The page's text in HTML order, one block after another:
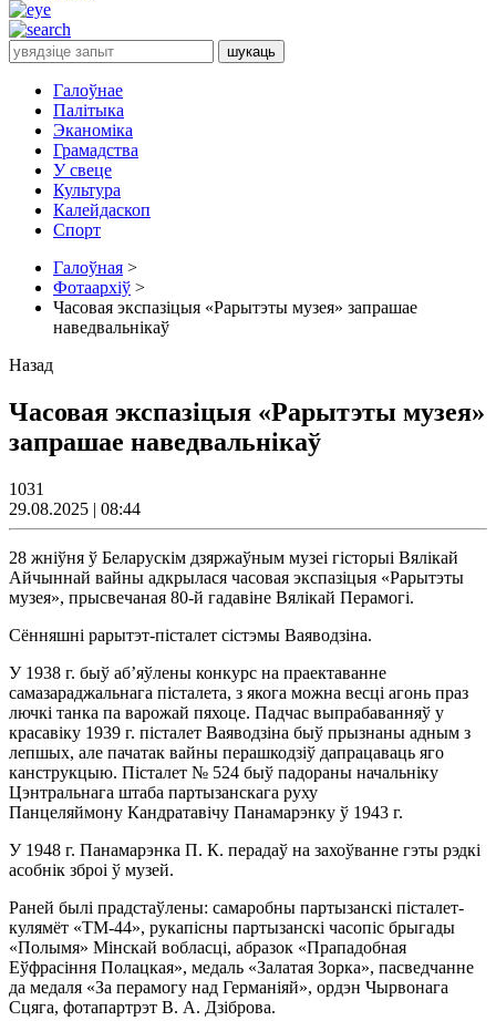
Галоўнае
Палітыка
Эканоміка
Грамадства
У свеце
Культура
Калейдаскоп
Спорт
Галоўная >
Фотаархіў >
Часовая экспазіцыя «Рарытэты музея» запрашае
наведвальнікаў
Назад
Часовая экспазіцыя «Рарытэты музея»
запрашае наведвальнікаў
1031
29.08.2025 | 08:44
28 жніўня ў Беларускім дзяржаўным музеі гісторыі Вялікай
Айчыннай вайны адкрылася часовая экспазіцыя «Рарытэты
музея», прысвечаная 80-й гадавіне Вялікай Перамогі.
Сённяшні рарытэт-пісталет сістэмы Ваяводзіна.
У 1938 г. быў аб’яўлены конкурс на праектаванне
самазараджальнага пісталета, з якога можна весці агонь праз
лючкі танка па варожай пяхоце. Падчас выпрабаванняў у
красавіку 1939 г. пісталет Ваяводзіна быў прызнаны адным з
лепшых, але пачатак вайны перашкодзіў дапрацаваць яго
канструкцыю. Пісталет № 524 быў падораны начальніку
Цэнтральнага штаба партызанскага руху
Панцеляймону Кандратавічу Панамарэнку ў 1943 г.
У 1948 г. Панамарэнка П. К. перадаў на захоўванне гэты рэдкі
асобнік зброі ў музей.
Раней былі прадстаўлены: самаробны партызанскі пісталет-
кулямёт «ТМ-44», рукапісны партызанскі часопіс брыгады
«Полымя» Мінскай вобласці, абразок «Прападобная
Еўфрасіння Полацкая», медаль «Залатая Зорка», пасведчанне
да медаля «За перамогу над Германіяй», ордэн Чырвонага
Сцяга, фотапартрэт В. А. Дзіброва.